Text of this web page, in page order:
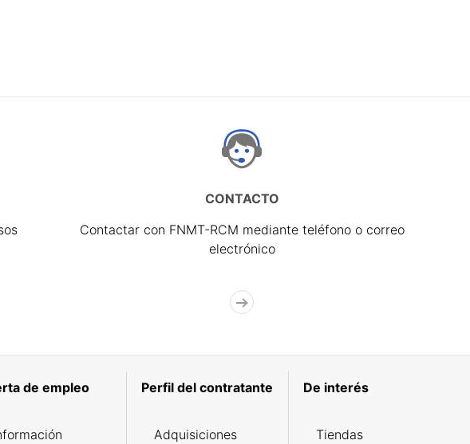
CONTACTO
Contactar con FNMT-RCM mediante teléfono o correo
electrónico
de empleo Perfil del contratante
Adquisiciones
De interés
Tiendas